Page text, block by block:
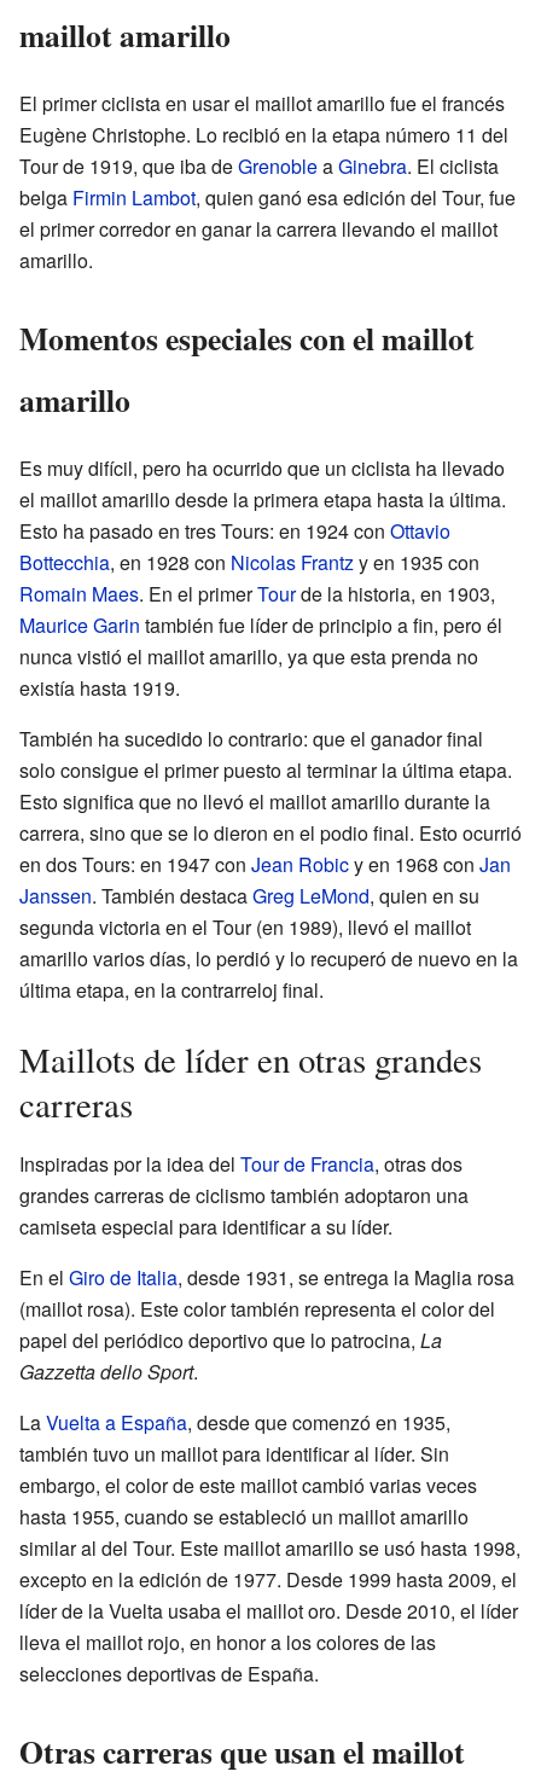
maillot amarillo
El primer ciclista en usar el maillot amarillo fue el francés
Eugène Christophe. Lo recibió en la etapa número 11 del
Tour de 1919, que iba deGrenobleaGinebra. El ciclista
belga Firmin Lambot, quien ganó esa edición del Tour, fue
el primer corredor en ganar la carrera llevando el maillot
amarillo.
Momentos especiales con el maillot
amarillo
Es muy difícil, pero ha ocurrido que un ciclista ha llevado
el maillot amarillo desde la primera etapa hasta la última.
Esto ha pasado en tres Tours: en 1924 con Ottavio
Bottecchia, en 1928 con Nicolas Frantzy en 1935 con
Romain Maes. En el primerTourde la historia, en 1903,
Maurice Garin también fue líder de principio a fin, pero él
nunca vistió el maillot amarillo, ya que esta prenda no
existía hasta 1919.
También ha sucedido lo contrario: que el ganador final
solo consigue el primer puesto al terminar la última etapa.
Esto significa que no llevó el maillot amarillo durante la
carrera, sino que se lo dieron en el podio final. Esto ocurrió
en dos Tours: en 1947 con Jean Robicy en 1968 con Jan
Janssen. También destacaGreg LeMond, quien en su
segunda victoria en el Tour (en 1989), llevó el maillot
amarillo varios días, lo perdió y lo recuperó de nuevo en la
última etapa, en la contrarreloj final.
Maillots de líder en otras grandes
carreras
Inspiradas por la idea del Tour de Francia, otras dos
grandes carreras de ciclismo también adoptaron una
camiseta especial para identificar a su líder.
En el Giro de Italia, desde 1931, se entrega la Maglia rosa
(maillot rosa). Este color también representa el color del
papel del periódico deportivo que lo patrocina, La
Gazzetta dello Sport.
LaVuelta a España, desde que comenzó en 1935,
también tuvo un maillot para identificar al líder. Sin
embargo, el color de este maillot cambió varias veces
hasta 1955, cuando se estableció un maillot amarillo
similar al del Tour. Este maillot amarillo se usó hasta 1998,
excepto en la edición de 1977. Desde 1999 hasta 2009, el
líder de la Vuelta usaba el maillot oro. Desde 2010, el líder
lleva el maillot rojo, en honor a los colores de las
selecciones deportivas de España.
Otras carreras que usan el maillot